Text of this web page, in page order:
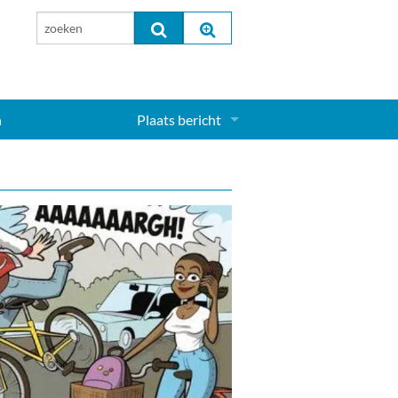
Plaats bericht